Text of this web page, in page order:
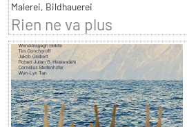
Malerei, Bildhauerei
Rien ne va plus